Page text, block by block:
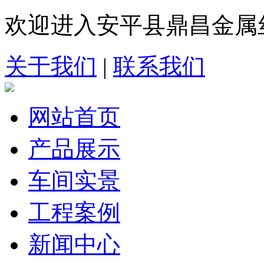
欢迎进入安平县鼎昌金
关于我们 | 联系我们
网站首页
产品展示
车间实景
工程案例
新闻中心